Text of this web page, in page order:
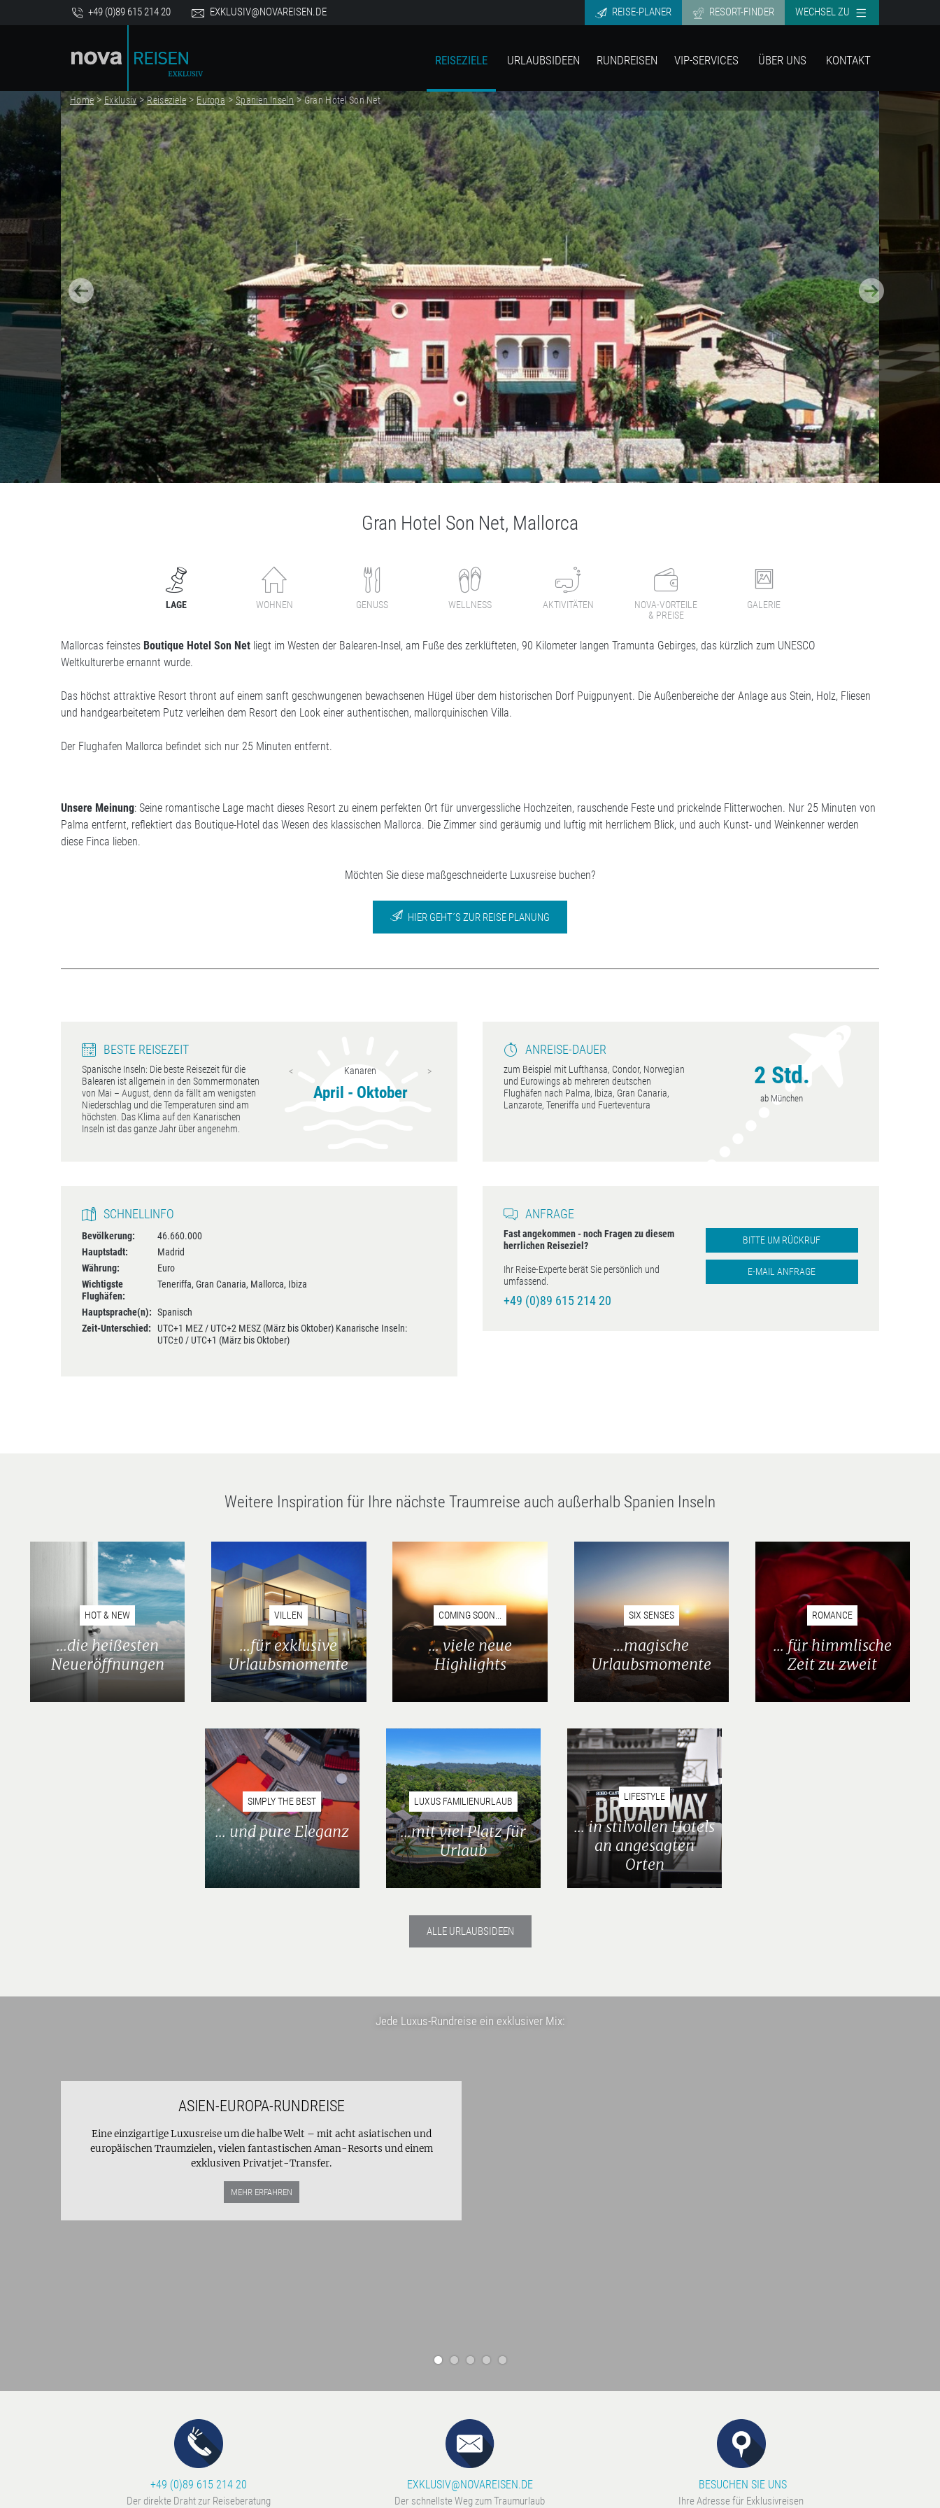
+49 (0)89 615 214 20 EXKLUSIV@NOVAREISEN.DE REISE-PLANER RESORT-FINDER WECHSEL ZU
REISEZIELE URLAUBSIDEEN RUNDREISEN VIP-SERVICES ÜBER UNS KONTAKT
Home> Exklusiv>Reiseziele> Europa> Spanien Inseln>Gran Hotel Son Net
Gran Hotel Son Net, Mallorca
LAGE WOHNEN GENUSS WELLNESS AKTIVITÄTEN
NOVA-VORTEILE
& PREISE
GALERIE
Mallorcas feinstes Boutique Hotel Son Net liegt im Westen der Balearen-Insel, am Fuße des zerklüfteten, 90 Kilometer langen Tramunta Gebirges, das kürzlich zum UNESCO
Weltkulturerbe ernannt wurde.
Das höchst attraktive Resort thront auf einem sanft geschwungenen bewachsenen Hügel über dem historischen Dorf Puigpunyent. Die Außenbereiche der Anlage aus Stein, Holz, Fliesen
und handgearbeitetem Putz verleihen dem Resort den Look einer authentischen, mallorquinischen Villa.
Der Flughafen Mallorca befindet sich nur 25 Minuten entfernt.
Unsere Meinung: Seine romantische Lage macht dieses Resort zu einem perfekten Ort für unvergessliche Hochzeiten, rauschende Feste und prickelnde Flitterwochen. Nur 25 Minuten von
Palma entfernt, reflektiert das Boutique-Hotel das Wesen des klassischen Mallorca. Die Zimmer sind geräumig und luftig mit herrlichem Blick, und auch Kunst- und Weinkenner werden
diese Finca lieben.
Möchten Sie diese maßgeschneiderte Luxusreise buchen?
HIER GEHT´S ZUR REISE PLANUNG
BESTE REISEZEIT
Spanische Inseln: Die beste Reisezeit für die
Balearen ist allgemein in den Sommermonaten
von Mai – August, denn da fällt am wenigsten
Niederschlag und die Temperaturen sind am
höchsten. Das Klima auf den Kanarischen
Inseln ist das ganze Jahr über angenehm.
Balearen
Mai - August
Kanaren
April - Oktober
Balearen
Mai - August
Kanaren
April - Oktober
ANREISE-DAUER
zum Beispiel mit Lufthansa, Condor, Norwegian
und Eurowings ab mehreren deutschen
Flughäfen nach Palma, Ibiza, Gran Canaria,
Lanzarote, Teneriffa und Fuerteventura
2 Std.
ab München
SCHNELLINFO
Bevölkerung:
46.660.000
Hauptstadt:
Madrid
Währung:
Euro
Wichtigste
Flughäfen:
Teneriffa, Gran Canaria, Mallorca, Ibiza
Hauptsprache(n): Spanisch
Zeit-Unterschied:
UTC+1 MEZ / UTC+2 MESZ (März bis Oktober) Kanarische Inseln:
UTC±0 / UTC+1 (März bis Oktober)
ANFRAGE
Fast angekommen - noch Fragen zu diesem
herrlichen Reiseziel?
Ihr Reise-Experte berät Sie persönlich und
umfassend.
+49 (0)89 615 214 20
BITTE UM RÜCKRUF
E-MAIL ANFRAGE
Weitere Inspiration für Ihre nächste Traumreise auch außerhalb Spanien Inseln
HOT & NEW
...die heißesten
Neueröffnungen
VILLEN
...für exklusive
Urlaubsmomente
COMING SOON...
... viele neue
Highlights
SIX SENSES
...magische
Urlaubsmomente
ROMANCE
... für himmlische
Zeit zu zweit
SIMPLY THE BEST
... und pure Eleganz
LUXUS FAMILIENURLAUB
...mit viel Platz für
Urlaub
LIFESTYLE
... in stilvollen Hotels
an angesagten
Orten
ALLE URLAUBSIDEEN
ASIEN-EUROPA-RUNDREISE
Eine einzigartige Luxusreise um die halbe Welt – mit acht asiatischen und
europäischen Traumzielen, vielen fantastischen Aman-Resorts und einem
exklusiven Privatjet-Transfer.
MEHR ERFAHREN
Jede Luxus-Rundreise ein exklusiver Mix:
+49 (0)89 615 214 20
Der direkte Draht zur Reiseberatung
EXKLUSIV@NOVAREISEN.DE
Der schnellste Weg zum Traumurlaub
BESUCHEN SIE UNS
Ihre Adresse für Exklusivreisen